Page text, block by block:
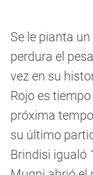
Se le pianta
perdura el
vez en su
Rojo es
próxima
su último
Brindisi igualó